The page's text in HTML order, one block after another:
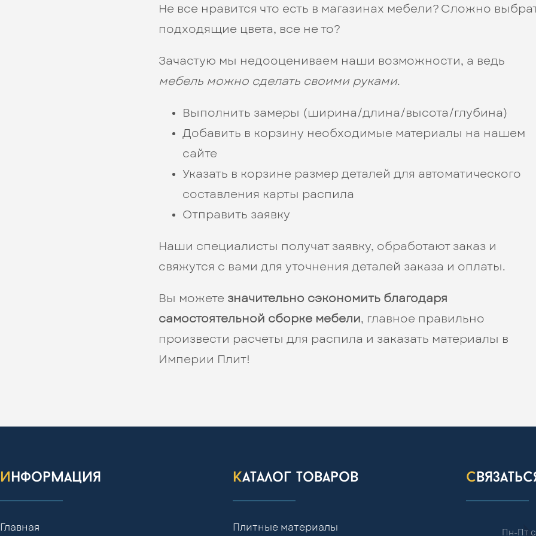
Не все нравится что есть в магазинах мебели? Сложно
подходящие цвета, все не то?
Зачастую мы недооцениваем наши возможности, а ведь
мебель можно сделать своими руками.
Выполнить замеры (ширина/длина/высота/глубина)
Добавить в корзину необходимые материалы на нашем
сайте
Указать в корзине размер деталей для автоматического
составления карты распила
Отправить заявку
Наши специалисты получат заявку, обработают заказ и
свяжутся с вами для уточнения деталей заказа и оплаты.
Вы можете значительно сэкономить благодаря
самостоятельной сборке мебели, главное правильно
произвести расчеты для распила и заказать материалы в
Империи Плит!
информация
Главная
каталог товаров
Плитные материалы
Пн-Пт